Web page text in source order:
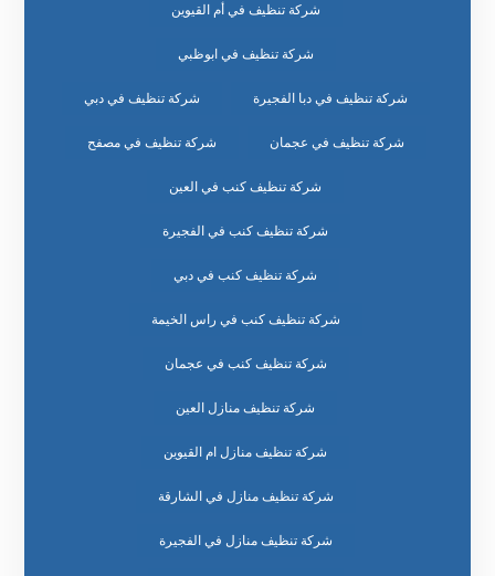
شركة تنظيف في أم القيوين
شركة تنظيف في ابوظبي
شركة تنظيف في دبا الفجيرة شركة تنظيف في دبي
شركة تنظيف في عجمان شركة تنظيف في مصفح
شركة تنظيف كنب في العين
شركة تنظيف كنب في الفجيرة
شركة تنظيف كنب في دبي
شركة تنظيف كنب في راس الخيمة
شركة تنظيف كنب في عجمان
شركة تنظيف منازل العين
شركة تنظيف منازل ام القيوين
شركة تنظيف منازل في الشارقة
شركة تنظيف منازل في الفجيرة